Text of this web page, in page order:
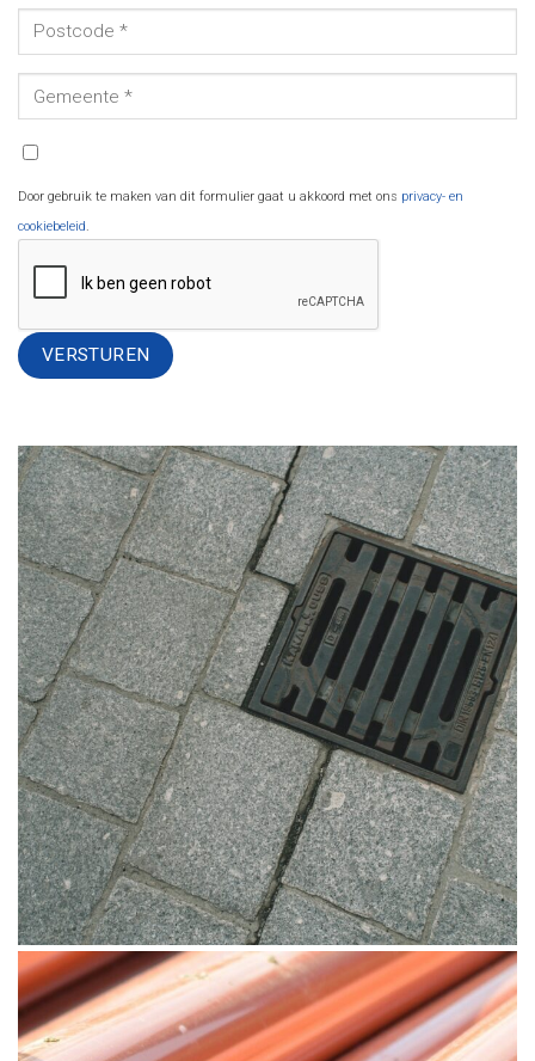
Door gebruik te maken van dit formulier gaat u akkoord met ons privacy- en
cookiebeleid